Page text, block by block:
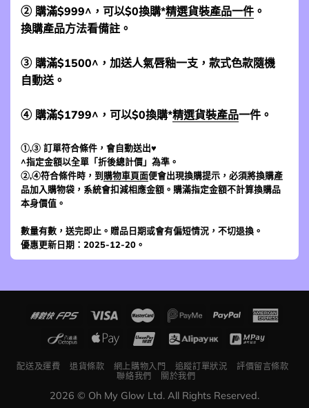
② 購滿$999^，可以$0換購*精選貨裝產品一件 。
換購產品方法看備註。
③ 購滿$1500^，加送人氣唇釉一支，款式色款隨機
自動送。
④ 購滿$1799^，可以$0換購*精選貨裝產品一件。
①,③ 訂單符合條件，會自動送出♥
^指定金額以全單「折後總計價」為準。
②,④符合條件時，到 購物車頁面便會出現換購提示，必須將換購產
品加入購物袋，系統會扣減相應金額。購滿指定金額不計算換購品
本身價值。
數量有數，送完即止。贈品日期或會有偏短情況，不切退換。
優惠更新日期：2025-12-20。
配送及運費 退貨條款 網上購物入門 追蹤訂單狀況
評價留言條款
聯絡我們
關於我們
2026 © Oh My Glow Ltd. All Rights Reserved.